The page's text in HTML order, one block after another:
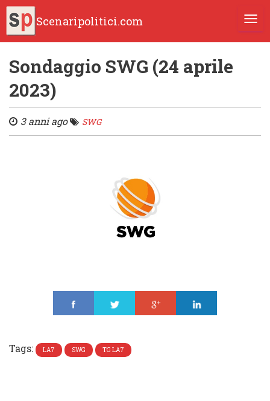
Scenaripolitici.com
Sondaggio SWG (24 aprile
2023)
3 anni ago SWG
Tags: LA7 SWG TG LA7